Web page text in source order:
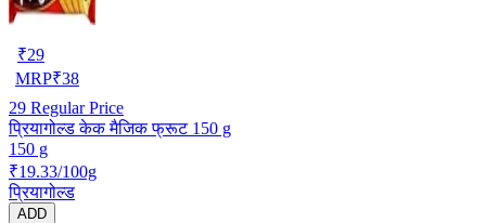
₹29
MRP₹38
29 Regular Price
प्रियागोल्ड केक मैजिक फ्रूट 150 g
150 g
₹19.33/100g
प्रियागोल्ड
ADD